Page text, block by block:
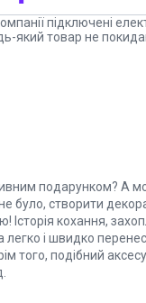
підключені
який товар не
подарунком? А
не було, створити
кохання,
легко і швидко
того, подібний